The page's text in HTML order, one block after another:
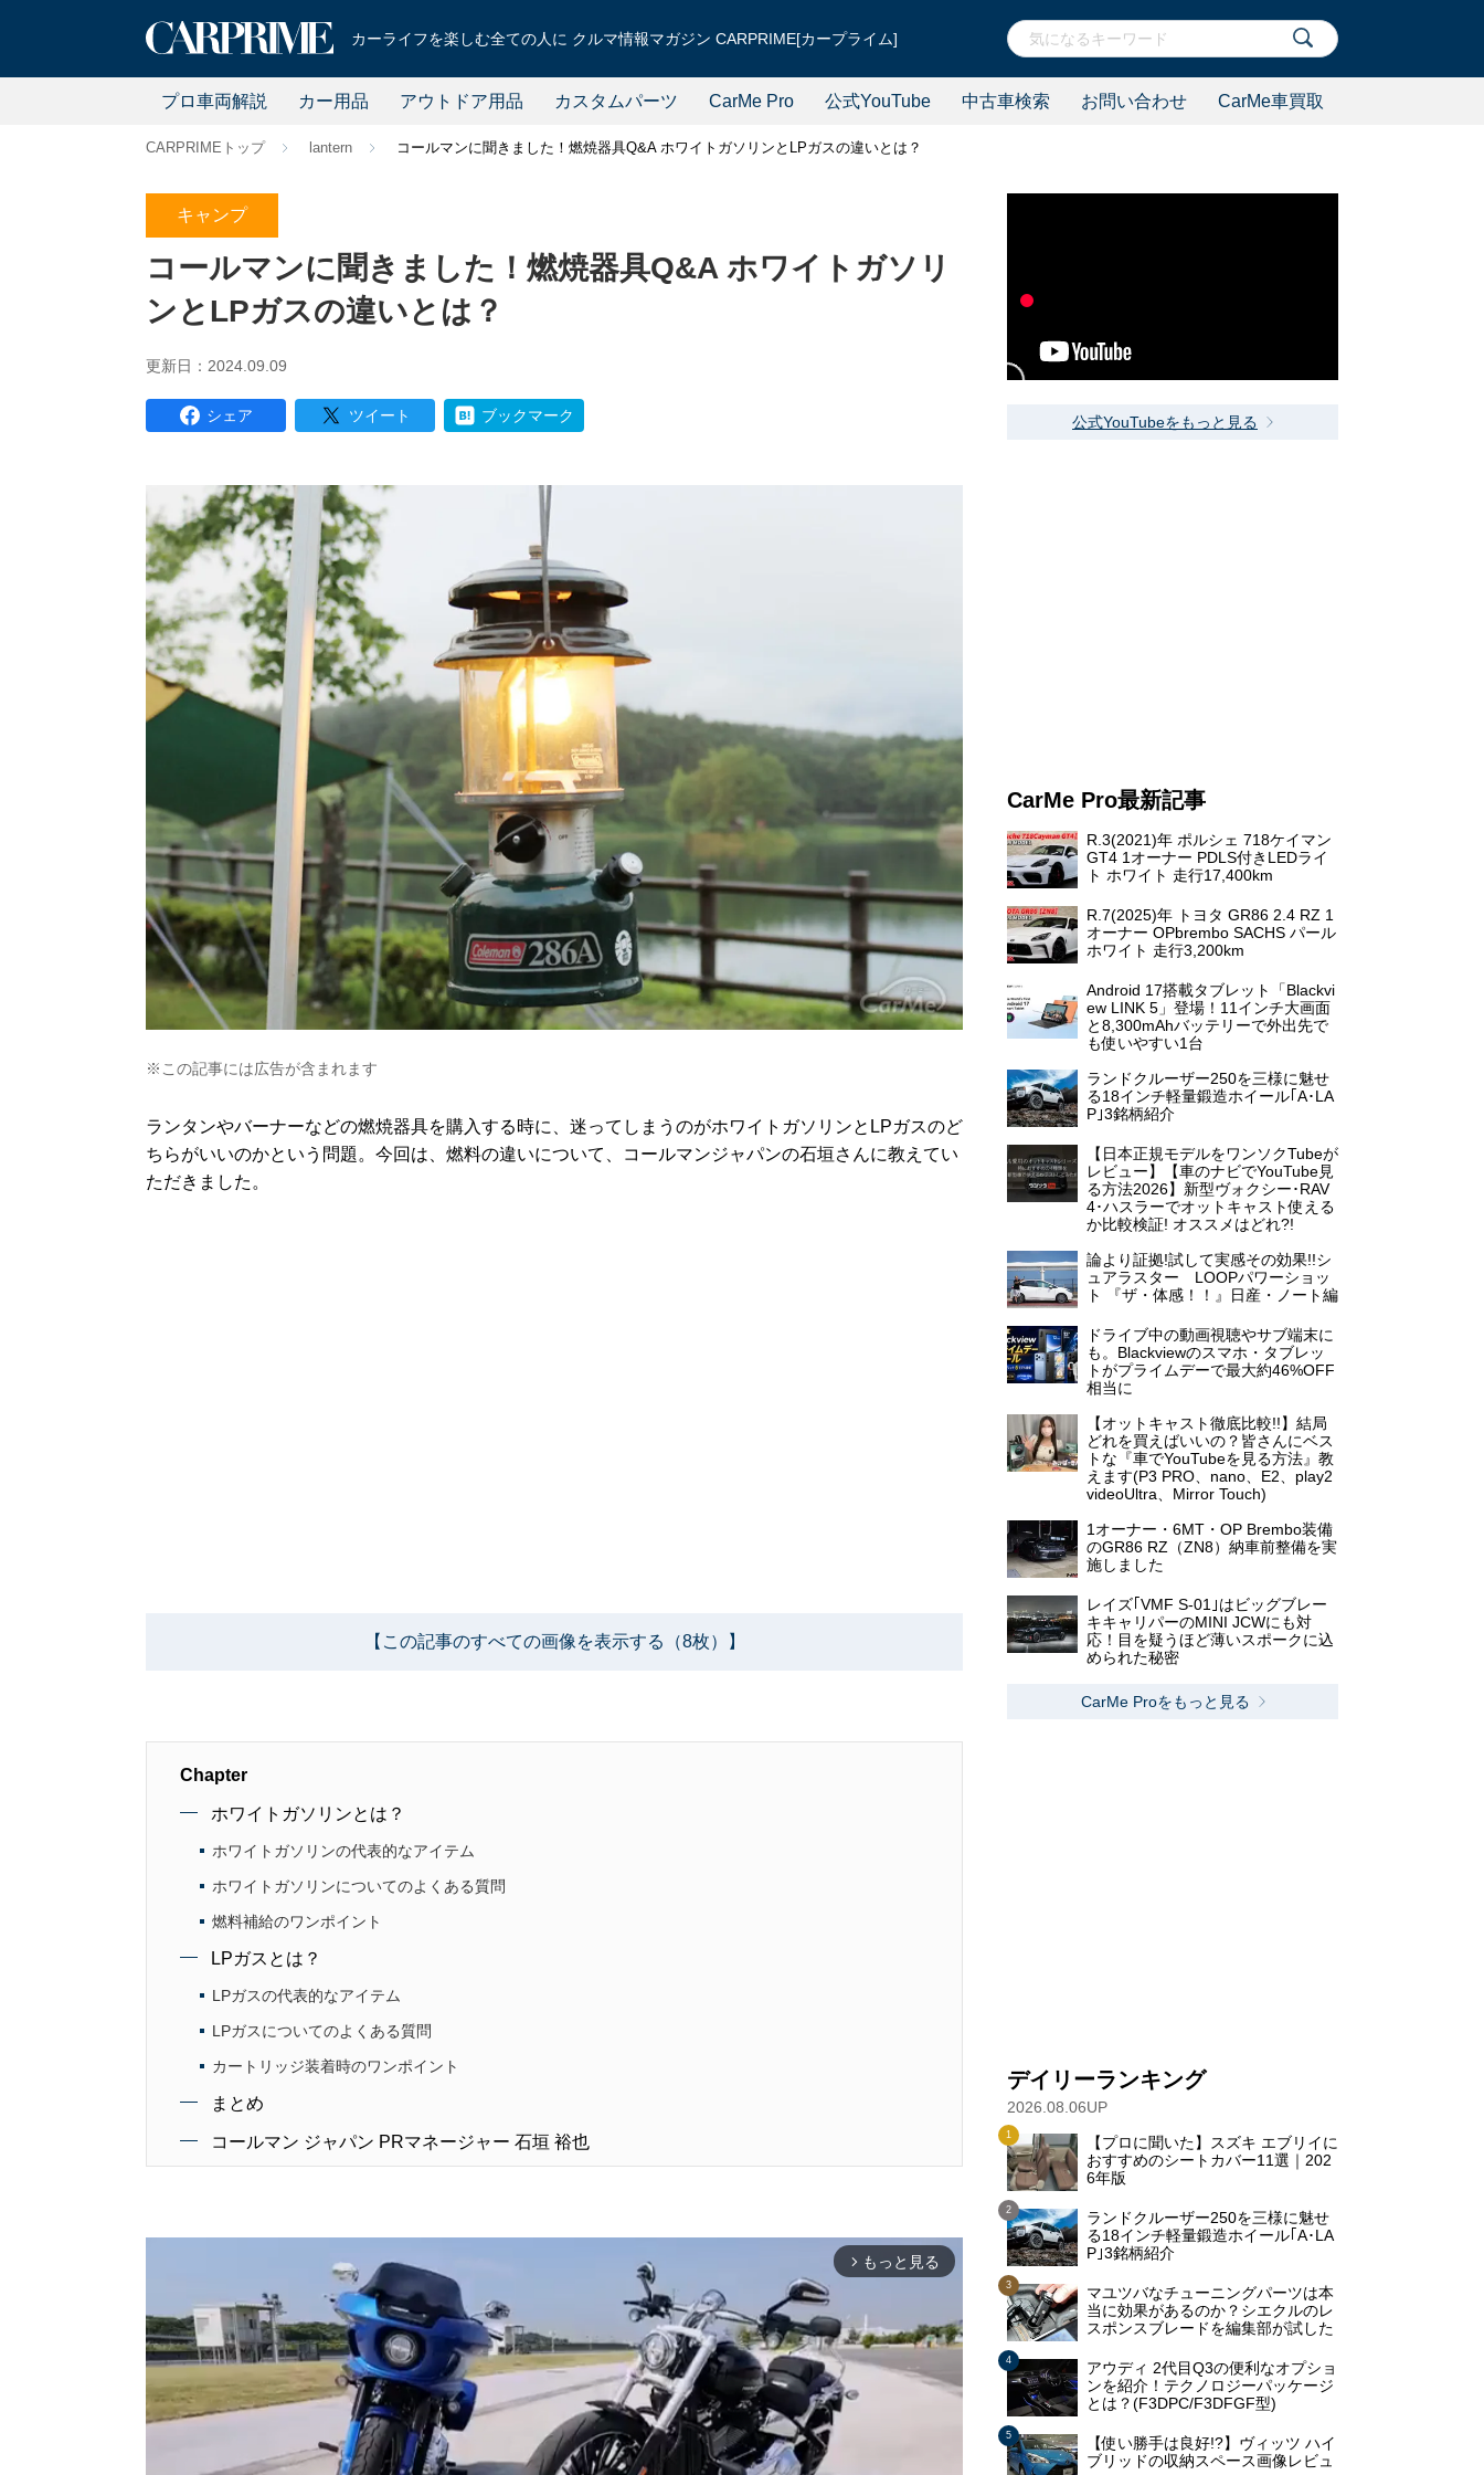
カーライフを楽しむ全ての人に クルマ情報マガジン CARPRIME[カープライム]
プロ車両解説 カー用品 アウトドア用品 カスタムパーツ CarMe Pro 公式YouTube 中古車検索 お問い合わせ CarMe車買取
CARPRIMEトップ lantern コールマンに聞きました！燃焼器具Q&A ホワイトガソリンとLPガスの違いとは？
キャンプ
コールマンに聞きました！燃焼器具Q&A ホワイトガソリ
ンとLPガスの違いとは？
更新日：2024.09.09
シェア ツイート ブックマーク
※この記事には広告が含まれます
ランタンやバーナーなどの燃焼器具を購入する時に、迷ってしまうのがホワイトガソリンとLPガスのど
ちらがいいのかという問題。今回は、燃料の違いについて、コールマンジャパンの石垣さんに教えてい
ただきました。
【この記事のすべての画像を表示する（8枚）】
Chapter
ホワイトガソリンとは？
ホワイトガソリンの代表的なアイテム
ホワイトガソリンについてのよくある質問
燃料補給のワンポイント
LPガスとは？
LPガスの代表的なアイテム
LPガスについてのよくある質問
カートリッジ装着時のワンポイント
まとめ
コールマン ジャパン PRマネージャー 石垣 裕也
arrow_forward_ios もっと見る
公式YouTubeをもっと見る
CarMe Pro最新記事
R.3(2021)年 ポルシェ 718ケイマン
GT4 1オーナー PDLS付きLEDライ
ト ホワイト 走行17,400km
R.7(2025)年 トヨタ GR86 2.4 RZ 1
オーナー OPbrembo SACHS パール
ホワイト 走行3,200km
Android 17搭載タブレット「Blackvi
ew LINK 5」登場！11インチ大画面
と8,300mAhバッテリーで外出先で
も使いやすい1台
ランドクルーザー250を三様に魅せ
る18インチ軽量鍛造ホイール｢A･LA
P｣3銘柄紹介
【日本正規モデルをワンソクTubeが
レビュー】【車のナビでYouTube見
る方法2026】新型ヴォクシー･RAV
4･ハスラーでオットキャスト使える
か比較検証! オススメはどれ?!
論より証拠!試して実感その効果!!シ
ュアラスター LOOPパワーショッ
ト 『ザ・体感！！』日産・ノート編
ドライブ中の動画視聴やサブ端末に
も。Blackviewのスマホ・タブレッ
トがプライムデーで最大約46%OFF
相当に
【オットキャスト徹底比較!!】結局
どれを買えばいいの？皆さんにベス
トな『車でYouTubeを見る方法』教
えます(P3 PRO、nano、E2、play2
videoUltra、Mirror Touch)
1オーナー・6MT・OP Brembo装備
のGR86 RZ（ZN8）納車前整備を実
施しました
レイズ｢VMF S-01｣はビッグブレー
キキャリパーのMINI JCWにも対
応！目を疑うほど薄いスポークに込
められた秘密
CarMe Proをもっと見る
デイリーランキング
2026.08.06UP
【プロに聞いた】スズキ エブリイに
おすすめのシートカバー11選｜202
6年版
ランドクルーザー250を三様に魅せ
る18インチ軽量鍛造ホイール｢A･LA
P｣3銘柄紹介
マユツバなチューニングパーツは本
当に効果があるのか？シエクルのレ
スポンスブレードを編集部が試した
アウディ 2代目Q3の便利なオプショ
ンを紹介！テクノロジーパッケージ
とは？(F3DPC/F3DFGF型)
【使い勝手は良好!?】ヴィッツ ハイ
ブリッドの収納スペース画像レビュ